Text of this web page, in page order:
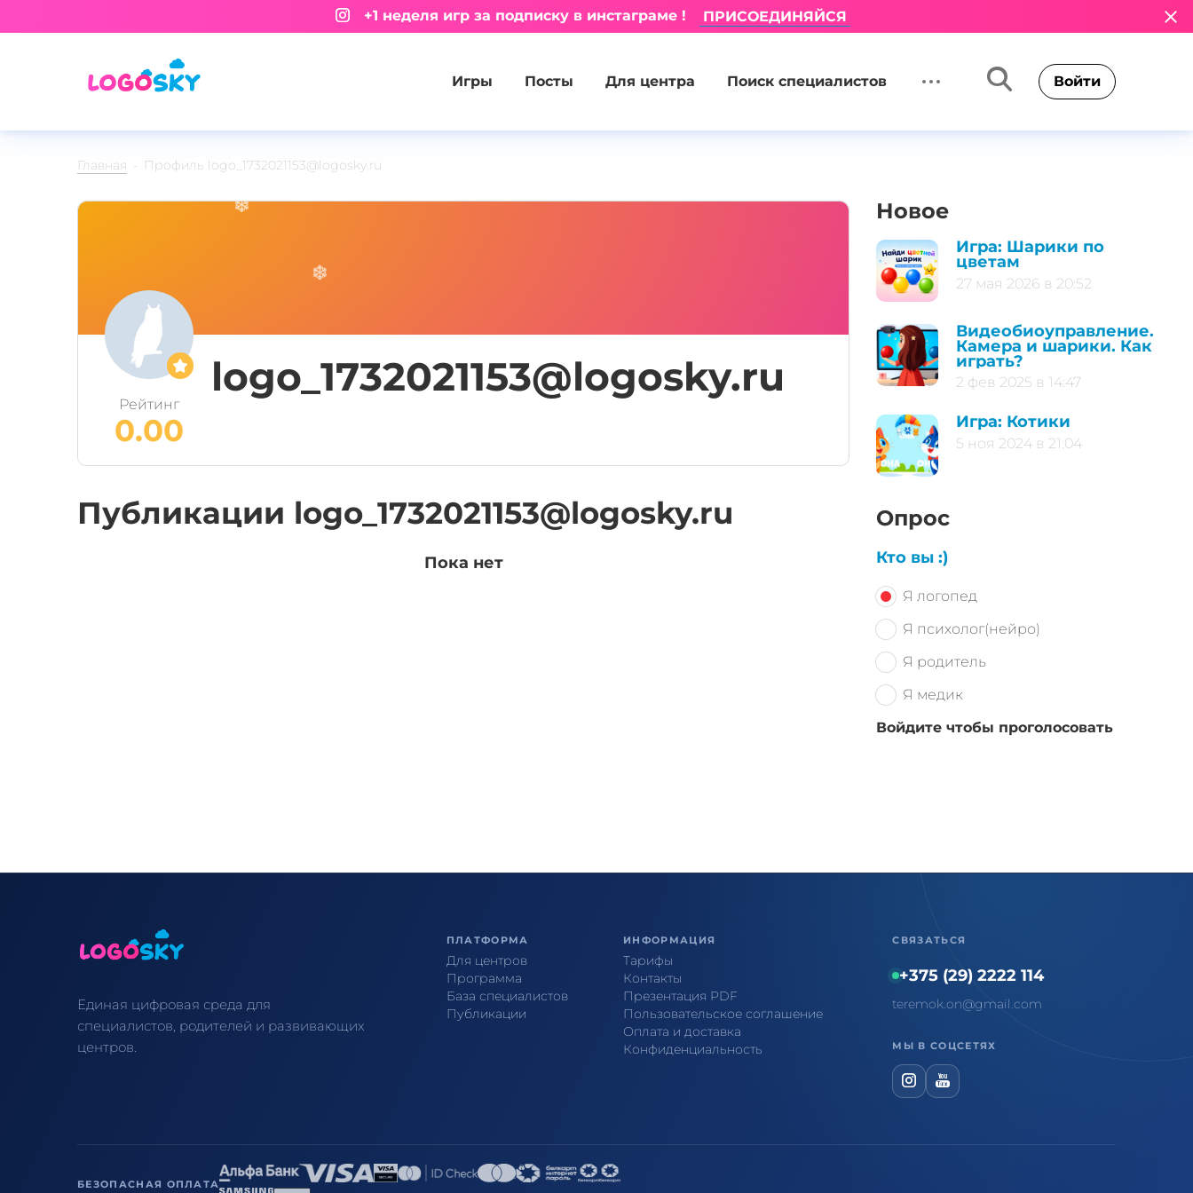
+1 неделя игр за подписку в инстаграме ! ПРИСОЕДИНЯЙСЯ
Игры Посты Для центра Поиск специалистов Войти
Главная Профиль logo_1732021153@logosky.ru
Рейтинг
0.00
logo_1732021153@logosky.ru
Публикации logo_1732021153@logosky.ru
Пока нет
Новое
Игра: Шарики по
цветам
27 мая 2026 в 20:52
Видеобиоуправление.
Камера и шарики. Как
играть?
2 фев 2025 в 14:47
Игра: Котики
5 ноя 2024 в 21:04
Опрос
Кто вы :)
Я логопед
Я психолог(нейро)
Я родитель
Я медик
Войдите чтобы проголосовать
Единая цифровая среда для
специалистов, родителей и развивающих
центров.
ПЛАТФОРМА
Для центров
Программа
База специалистов
Публикации
ИНФОРМАЦИЯ
Тарифы
Контакты
Презентация PDF
Пользовательское соглашение
Оплата и доставка
Конфиденциальность
СВЯЗАТЬСЯ
+375 (29) 2222 114
teremok.on@gmail.com
МЫ В СОЦСЕТЯХ
БЕЗОПАСНАЯ ОПЛАТА